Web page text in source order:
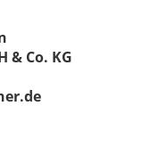
& Co. KG